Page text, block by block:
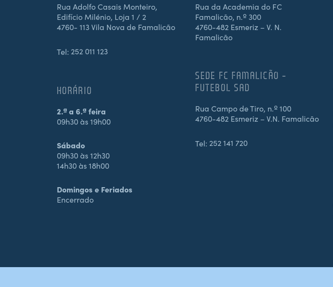
Rua Adolfo Casais Monteiro,
Edifício Milénio, Loja 1 / 2
4760- 113 Vila Nova de Famalicão
Tel: 252 011 123
HORÁRIO
2.ª a 6.ª feira
09h30 às 19h00
Sábado
09h30 às 12h30
14h30 às 18h00
Domingos e Feriados
Encerrado
Rua da Academia do FC
Famalicão, n.º 300
4760-482 Esmeriz – V. N.
Famalicão
SEDE FC FAMALICÃO –
FUTEBOL SAD
Rua Campo de Tiro, n.º 100
4760-482 Esmeriz – V.N. Famalicão
Tel: 252 141 720